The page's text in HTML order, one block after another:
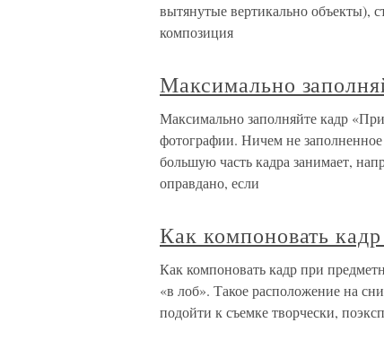
вытянутые вертикально объекты),
композиция
Максимально
Максимально заполняйте кадр
фотографии. Ничем не заполненное
большую часть кадра занимает,
оправдано, если
Как компоновать
Как компоновать кадр при
«в лоб». Такое расположение на
подойти к съемке творчески,